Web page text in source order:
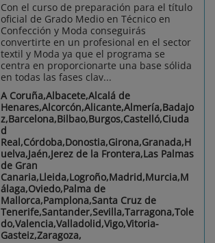
Con el curso de preparación para el título
oficial de Grado Medio en Técnico en
Confección y Moda conseguirás
convertirte en un profesional en el sector
textil y Moda ya que el programa se
centra en proporcionarte una base sólida
en todas las fases clav...
A Coruña,Albacete,Alcalá de
Henares,Alcorcón,Alicante,Almería,Badajo
z,Barcelona,Bilbao,Burgos,Castelló,Ciuda
d
Real,Córdoba,Donostia,Girona,Granada,H
uelva,Jaén,Jerez de la Frontera,Las Palmas
de Gran
Canaria,Lleida,Logroño,Madrid,Murcia,M
álaga,Oviedo,Palma de
Mallorca,Pamplona,Santa Cruz de
Tenerife,Santander,Sevilla,Tarragona,Tole
do,Valencia,Valladolid,Vigo,Vitoria-
Gasteiz,Zaragoza,